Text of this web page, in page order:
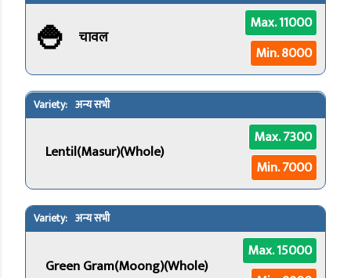
🍚 चावल
Max. 11000
Min. 8000
अन्य सभी
Lentil(Masur)(Whole)
Max. 7300
Min. 7000
अन्य सभी
Green Gram(Moong)(Whole)
Max. 15000